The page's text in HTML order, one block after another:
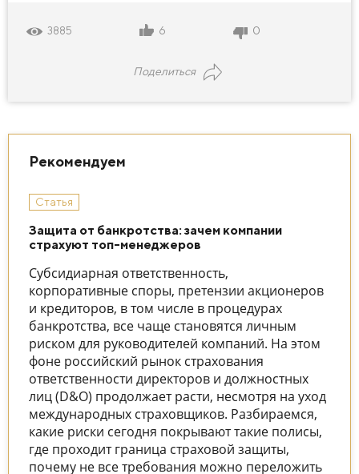
3885 6 0
Поделиться
Рекомендуем
Статья
Защита от банкротства: зачем компании
страхуют топ-менеджеров
Субсидиарная ответственность,
корпоративные споры, претензии акционеров
и кредиторов, в том числе в процедурах
банкротства, все чаще становятся личным
риском для руководителей компаний. На этом
фоне российский рынок страхования
ответственности директоров и должностных
лиц (D&O) продолжает расти, несмотря на уход
международных страховщиков. Разбираемся,
какие риски сегодня покрывают такие полисы,
где проходит граница страховой защиты,
почему не все требования можно переложить